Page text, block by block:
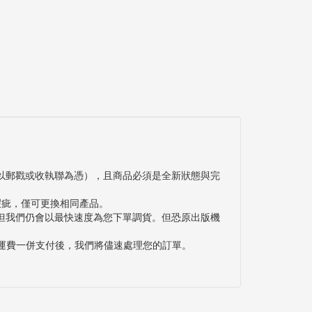
戳或收執聯為憑），且商品必須是全新狀態與完
，僅可更換相同產品。
們仍會以最快速度為您下單調貨。但恐原出版機
一併支付後，我們將儘速處理您的訂單。